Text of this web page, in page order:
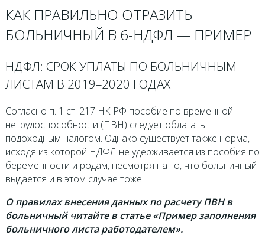
КАК ПРАВИЛЬНО ОТРАЗИТЬ
БОЛЬНИЧНЫЙ В 6-НДФЛ — ПРИМЕР
НДФЛ: СРОК УПЛАТЫ ПО БОЛЬНИЧНЫМ
ЛИСТАМ В 2019–2020 ГОДАХ
Согласно п. 1 ст. 217 НК РФ пособие по временной
нетрудоспособности (ПВН) следует облагать
подоходным налогом. Однако существует также норма,
исходя из которой НДФЛ не удерживается из пособия по
беременности и родам, несмотря на то, что больничный
выдается и в этом случае тоже.
О правилах внесения данных по расчету ПВН в
больничный читайте в статье «Пример заполнения
больничного листа работодателем».